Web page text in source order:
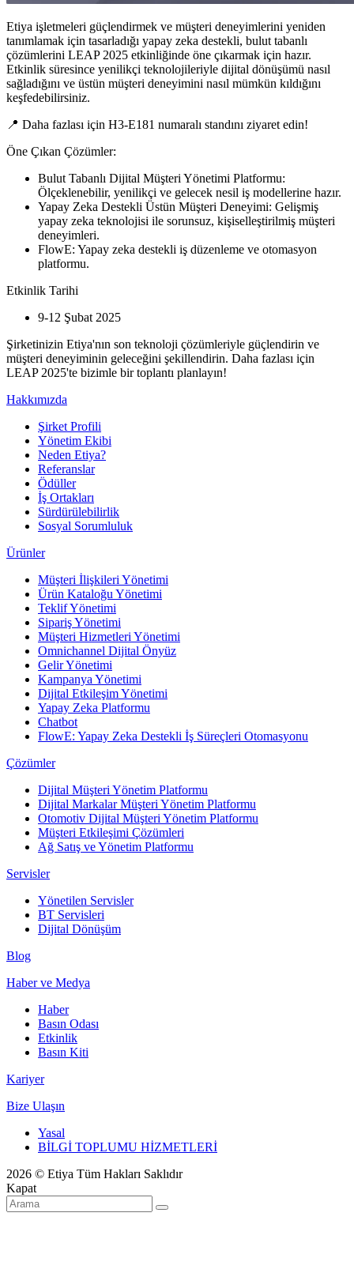
Etiya işletmeleri güçlendirmek ve müşteri deneyimlerini yeniden
tanımlamak için tasarladığı yapay zeka destekli, bulut tabanlı
çözümlerini LEAP 2025 etkinliğinde öne çıkarmak için hazır.
Etkinlik süresince yenilikçi teknolojileriyle dijital dönüşümü nasıl
sağladığını ve üstün müşteri deneyimini nasıl mümkün kıldığını
keşfedebilirsiniz.
📍 Daha fazlası için H3-E181 numaralı standını ziyaret edin!
Öne Çıkan Çözümler:
Bulut Tabanlı Dijital Müşteri Yönetimi Platformu:
Ölçeklenebilir, yenilikçi ve gelecek nesil iş modellerine hazır.
Yapay Zeka Destekli Üstün Müşteri Deneyimi: Gelişmiş
yapay zeka teknolojisi ile sorunsuz, kişiselleştirilmiş müşteri
deneyimleri.
FlowE: Yapay zeka destekli iş düzenleme ve otomasyon
platformu.
Etkinlik Tarihi
9-12 Şubat 2025
Şirketinizin Etiya'nın son teknoloji çözümleriyle güçlendirin ve
müşteri deneyiminin geleceğini şekillendirin. Daha fazlası için
LEAP 2025'te bizimle bir toplantı planlayın!
Hakkımızda
Şirket Profili
Yönetim Ekibi
Neden Etiya?
Referanslar
Ödüller
İş Ortakları
Sürdürülebilirlik
Sosyal Sorumluluk
Ürünler
Müşteri İlişkileri Yönetimi
Ürün Kataloğu Yönetimi
Teklif Yönetimi
Sipariş Yönetimi
Müşteri Hizmetleri Yönetimi
Omnichannel Dijital Önyüz
Gelir Yönetimi
Kampanya Yönetimi
Dijital Etkileşim Yönetimi
Yapay Zeka Platformu
Chatbot
FlowE: Yapay Zeka Destekli İş Süreçleri Otomasyonu
Çözümler
Dijital Müşteri Yönetim Platformu
Dijital Markalar Müşteri Yönetim Platformu
Otomotiv Dijital Müşteri Yönetim Platformu
Müşteri Etkileşimi Çözümleri
Ağ Satış ve Yönetim Platformu
Servisler
Yönetilen Servisler
BT Servisleri
Dijital Dönüşüm
Blog
Haber ve Medya
Haber
Basın Odası
Etkinlik
Basın Kiti
Kariyer
Bize Ulaşın
Yasal
BİLGİ TOPLUMU HİZMETLERİ
2026 © Etiya Tüm Hakları Saklıdır
Kapat